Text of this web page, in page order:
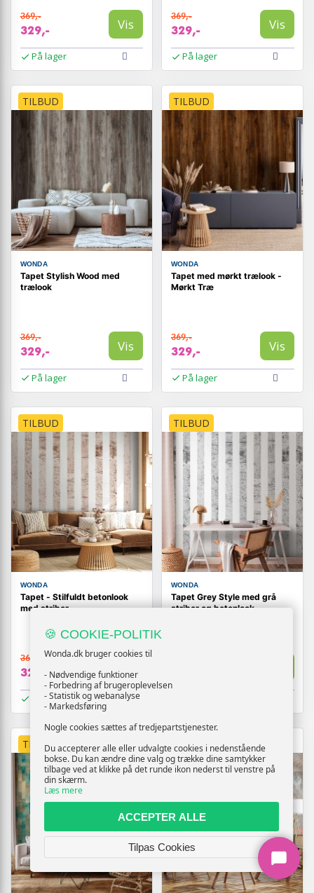
369,-
329,- Vis
På lager
369,-
329,- Vis
På lager
TILBUD
WONDA
Tapet Stylish Wood med
trælook
369,-
329,- Vis
På lager
TILBUD
WONDA
Tapet med mørkt trælook -
Mørkt Træ
369,-
329,- Vis
På lager
TILBUD
WONDA
Tapet - Stilfuldt betonlook
med striber
369,-
329,- Vis
På lager
TILBUD
WONDA
Tapet Grey Style med grå
striber og betonlook
TILBUD TILBUD
🍪 COOKIE-POLITIK
Wonda.dk bruger cookies til
- Nødvendige funktioner
- Forbedring af brugeroplevelsen
- Statistik og webanalyse
- Markedsføring
Nogle cookies sættes af tredjepartstjenester.
Du accepterer alle eller udvalgte cookies i nedenstående
bokse. Du kan ændre dine valg og trække dine samtykker
tilbage ved at klikke på det runde ikon nederst til venstre på
din skærm.
Læs mere
ACCEPTER ALLE
Tilpas Cookies